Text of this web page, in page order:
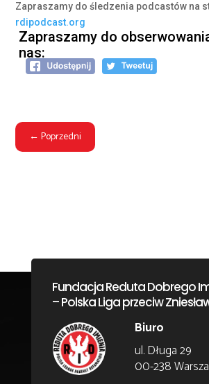
Zapraszamy do śledzenia podcastów na
rdipodcast.org
Zapraszamy do
nas:
←Poprzedni
Fundacja Reduta Dobrego
– Polska Liga przeciw
Biuro
ul. Długa 29
00-238